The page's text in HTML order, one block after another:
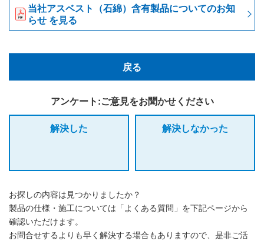
当社アスベスト（石綿）含有製品についてのお知
らせ を見る
戻る
アンケート:ご意見をお聞かせください
解決した
解決しなかった
お探しの内容は見つかりましたか？
製品の仕様・施工については「よくある質問」を下記ページから
確認いただけます。
お問合せするよりも早く解決する場合もありますので、是非ご活